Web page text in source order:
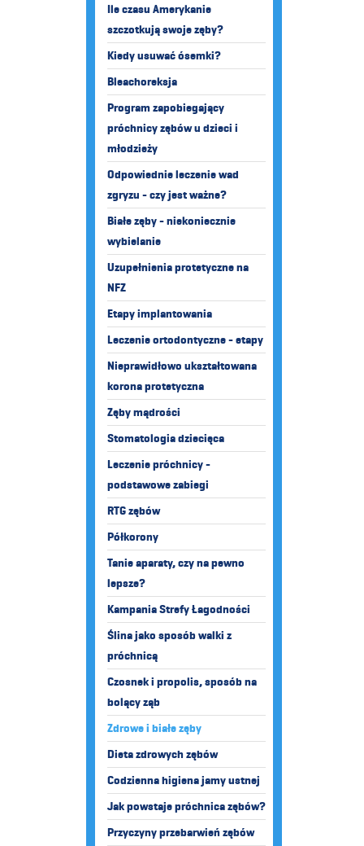
Ile czasu Amerykanie
szczotkują swoje zęby?
Kiedy usuwać ósemki?
Bleachoreksja
Program zapobiegający
próchnicy zębów u dzieci i
młodzieży
Odpowiednie leczenie wad
zgryzu - czy jest ważne?
Białe zęby - niekoniecznie
wybielanie
Uzupełnienia protetyczne na
NFZ
Etapy implantowania
Leczenie ortodontyczne - etapy
Nieprawidłowo ukształtowana
korona protetyczna
Zęby mądrości
Stomatologia dziecięca
Leczenie próchnicy -
podstawowe zabiegi
RTG zębów
Półkorony
Tanie aparaty, czy na pewno
lepsze?
Kampania Strefy Łagodności
Ślina jako sposób walki z
próchnicą
Czosnek i propolis, sposób na
bolący ząb
Zdrowe i białe zęby
Dieta zdrowych zębów
Codzienna higiena jamy ustnej
Jak powstaje próchnica zębów?
Przyczyny przebarwień zębów